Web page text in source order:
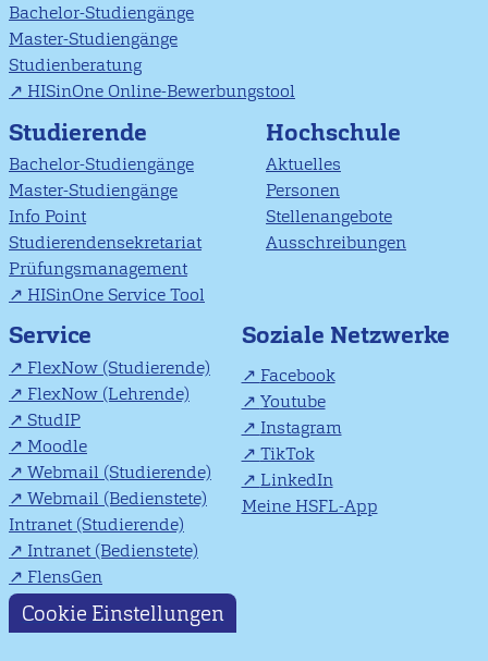
Bachelor-Studiengänge
Master-Studiengänge
Studienberatung
HISinOne Online-Bewerbungstool
Studierende
Bachelor-Studiengänge
Master-Studiengänge
Info Point
Studierendensekretariat
Prüfungsmanagement
HISinOne Service Tool
Hochschule
Aktuelles
Personen
Stellenangebote
Ausschreibungen
Service
FlexNow (Studierende)
FlexNow (Lehrende)
StudIP
Moodle
Webmail (Studierende)
Webmail (Bedienstete)
Intranet (Studierende)
Intranet (Bedienstete)
FlensGen
Soziale Netzwerke
Facebook
Youtube
Instagram
TikTok
LinkedIn
Meine HSFL-App
Cookie Einstellungen